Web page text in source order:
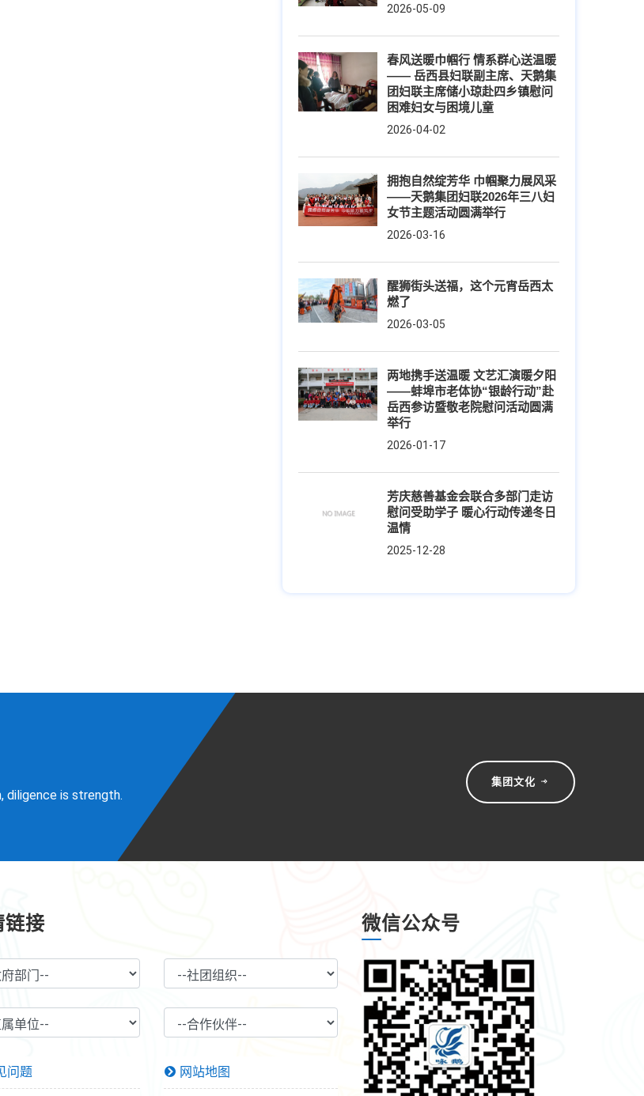
2026-05-09
春风送暖巾帼行 情系群心送温暖
—— 岳西县妇联副主席、天鹅集
团妇联主席储小琼赴四乡镇慰问
困难妇女与困境儿童
2026-04-02
拥抱自然绽芳华 巾帼聚力展风采
——天鹅集团妇联2026年三八妇
女节主题活动圆满举行
2026-03-16
醒狮街头送福，这个元宵岳西太
燃了
2026-03-05
两地携手送温暖 文艺汇演暖夕阳
——蚌埠市老体协“银龄行动”赴
岳西参访暨敬老院慰问活动圆满
举行
2026-01-17
芳庆慈善基金会联合多部门走访
慰问受助学子 暖心行动传递冬日
温情
2025-12-28
diligence is strength.
集团文化
链接
问题 网站地图
微信公众号